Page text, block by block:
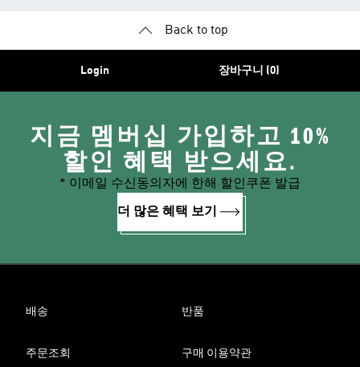
Back to top
Login 장바구니 (0)
지금 멤버십 가입하고 10%
할인 혜택 받으세요.
* 이메일 수신동의자에 한해 할인쿠폰 발급
더 많은 혜택 보기
배송 반품
주문조회 구매 이용약관